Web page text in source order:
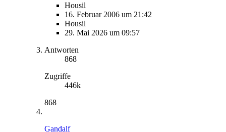
Housil
16. Februar 2006 um 21:42
Housil
29. Mai 2026 um 09:57
Antworten
868
Zugriffe
446k
868
Gandalf